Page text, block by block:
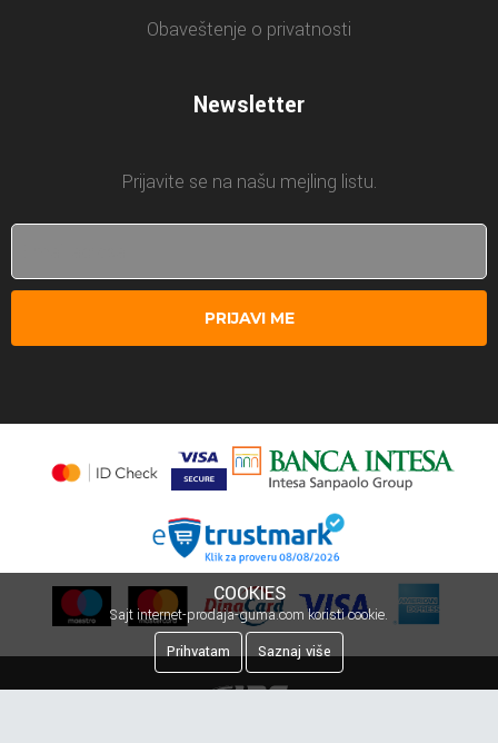
Obaveštenje o privatnosti
Newsletter
Prijavite se na našu mejling listu.
PRIJAVI ME
COOKIES
Sajt internet-prodaja-guma.com koristi cookie.
Prihvatam
Saznaj više